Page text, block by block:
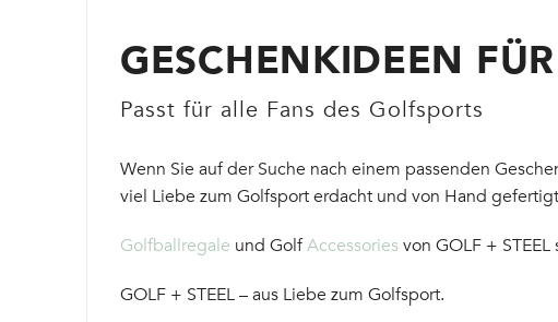
GESCHENKIDEEN
Passt für alle Fans des Golfsports
Wenn Sie auf der Suche nach einem passenden
viel Liebe zum Golfsport erdacht und von Hand
Golfballregale und GolfAccessories von GOLF +
GOLF + STEEL – aus Liebe zum Golfsport.